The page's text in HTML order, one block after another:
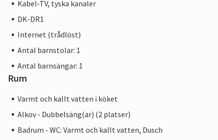
Kabel-TV, tyska kanaler
DK-DR1
Internet (trådlöst)
Antal barnstolar: 1
Antal barnsängar: 1
Rum
Varmt och kallt vatten i köket
Alkov - Dubbelsäng(ar) (2 platser)
Badrum - WC: Varmt och kallt vatten, Dusch